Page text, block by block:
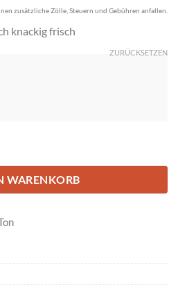
zusätzliche Zölle, Steuern und Gebühren anfallen.
knackig frisch
ZURÜCKSETZEN
WARENKORB